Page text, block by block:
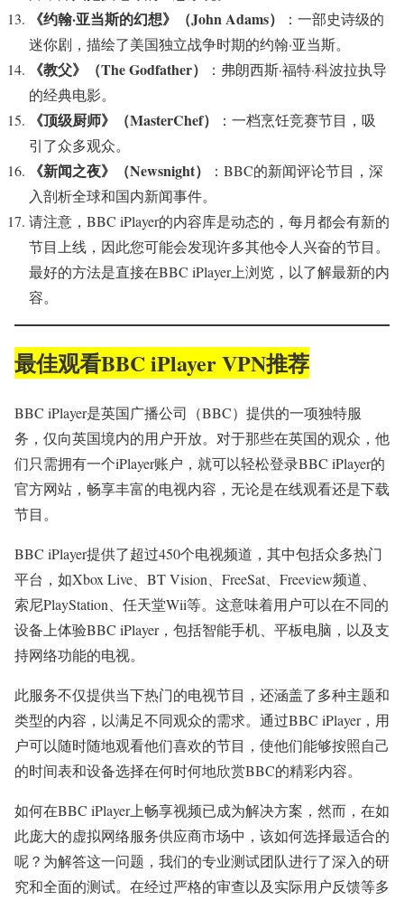
《约翰·亚当斯的幻想》（John Adams）
：一部史诗级的
迷你剧，描绘了美国独立战争时期的约翰·亚当斯。
《教父》（The Godfather）
：弗朗西斯·福特·科波拉执导
的经典电影。
《顶级厨师》（MasterChef）
：一档烹饪竞赛节目，吸
引了众多观众。
《新闻之夜》（Newsnight）
：BBC的新闻评论节目，深
入剖析全球和国内新闻事件。
请注意，BBC iPlayer的内容库是动态的，每月都会有新的
节目上线，因此您可能会发现许多其他令人兴奋的节目。
最好的方法是直接在BBC iPlayer上浏览，以了解最新的内
容。
最佳观看BBC iPlayer VPN推荐
BBC iPlayer是英国广播公司（BBC）提供的一项独特服
务，仅向英国境内的用户开放。对于那些在英国的观众，他
们只需拥有一个iPlayer账户，就可以轻松登录BBC iPlayer的
官方网站，畅享丰富的电视内容，无论是在线观看还是下载
节目。
BBC iPlayer提供了超过450个电视频道，其中包括众多热门
平台，如Xbox Live、BT Vision、FreeSat、Freeview频道、
索尼PlayStation、任天堂Wii等。这意味着用户可以在不同的
设备上体验BBC iPlayer，包括智能手机、平板电脑，以及支
持网络功能的电视。
此服务不仅提供当下热门的电视节目，还涵盖了多种主题和
类型的内容，以满足不同观众的需求。通过BBC iPlayer，用
户可以随时随地观看他们喜欢的节目，使他们能够按照自己
的时间表和设备选择在何时何地欣赏BBC的精彩内容。
如何在BBC iPlayer上畅享视频已成为解决方案，然而，在如
此庞大的虚拟网络服务供应商市场中，该如何选择最适合的
呢？为解答这一问题，我们的专业测试团队进行了深入的研
究和全面的测试。在经过严格的审查以及实际用户反馈等多